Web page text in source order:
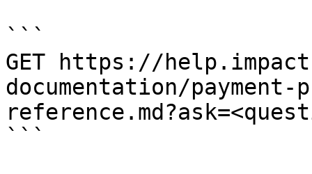
```
GET https://
documentation/
```